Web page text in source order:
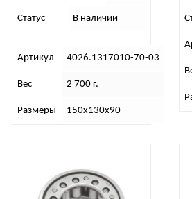
Статус В наличии
Артикул 4026.1317010-70-03
Вес 2 700 г.
Размеры 150х130х90